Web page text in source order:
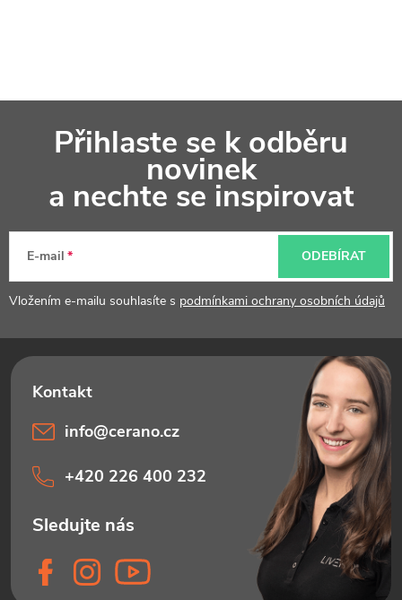
a
Přihlaste se k odběru
novinek
a nechte se inspirovat
E-mail
Vložením e-mailu souhlasíte s podmínkami ochrany osobních údajů
ODEBÍRAT
info@cerano.cz
+420 226 400 232